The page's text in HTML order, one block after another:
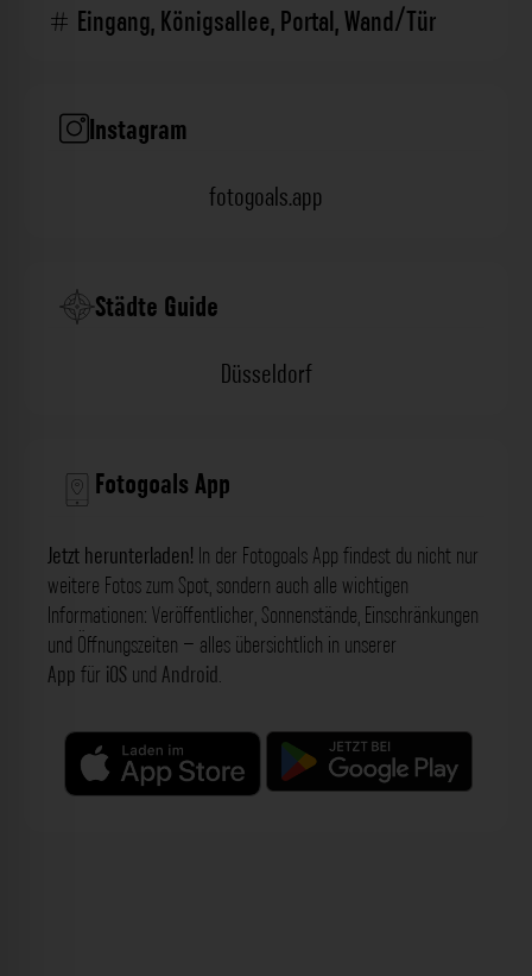
Eingang,Königsallee,Portal,Wand/Tür
Instagram
fotogoals.app
Städte Guide
Düsseldorf
Fotogoals App
Jetzt herunterladen! In der Fotogoals App findest du nicht nur
weitere Fotos zum Spot, sondern auch alle wichtigen
Informationen: Veröffentlicher, Sonnenstände, Einschränkungen
und Öffnungszeiten – alles übersichtlich in unserer
App für iOS und Android.